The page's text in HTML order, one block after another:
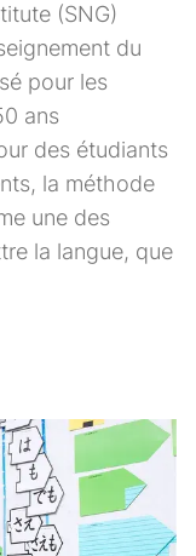
(SNG)
du
pour les
ans
des étudiants
la méthode
une des
la langue, que